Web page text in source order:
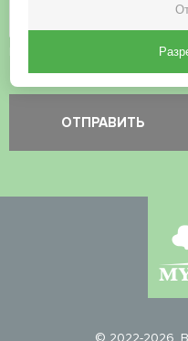
Пожалуйста, проверьте, что
© 2022-2026.